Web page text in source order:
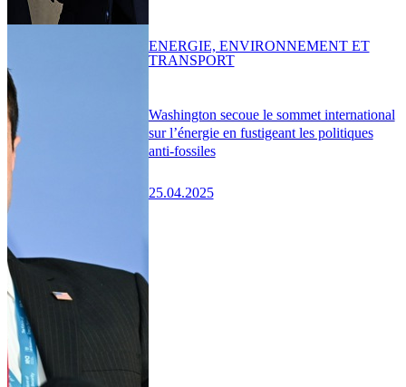
Washington secoue le sommet international
sur l’énergie en fustigeant les politiques
anti-fossiles
25.04.2025
ENERGIE, ENVIRONNEMENT ET
TRANSPORT